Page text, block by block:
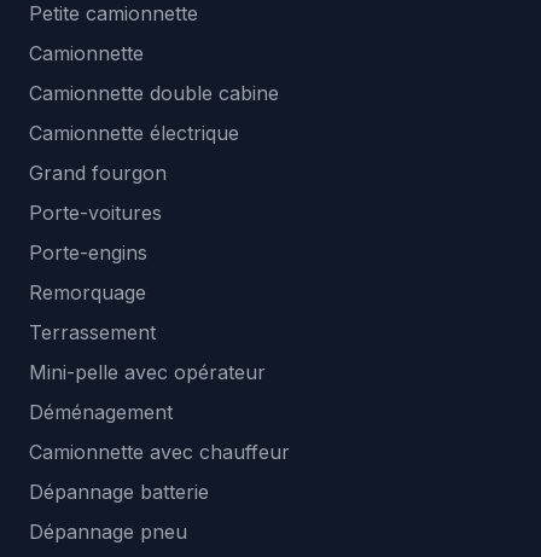
Petite camionnette
Camionnette
Camionnette double cabine
Camionnette électrique
Grand fourgon
Porte-voitures
Porte-engins
Remorquage
Terrassement
Mini-pelle avec opérateur
Déménagement
Camionnette avec chauffeur
Dépannage batterie
Dépannage pneu